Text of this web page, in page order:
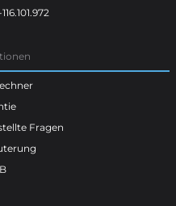
Fragen